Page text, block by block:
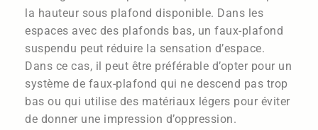
la hauteur sous plafond disponible. Dans les
espaces avec des plafonds bas, un faux-plafond
suspendu peut réduire la sensation d’espace.
Dans ce cas, il peut être préférable d’opter pour un
système de faux-plafond qui ne descend pas trop
bas ou qui utilise des matériaux légers pour éviter
de donner une impression d’oppression.